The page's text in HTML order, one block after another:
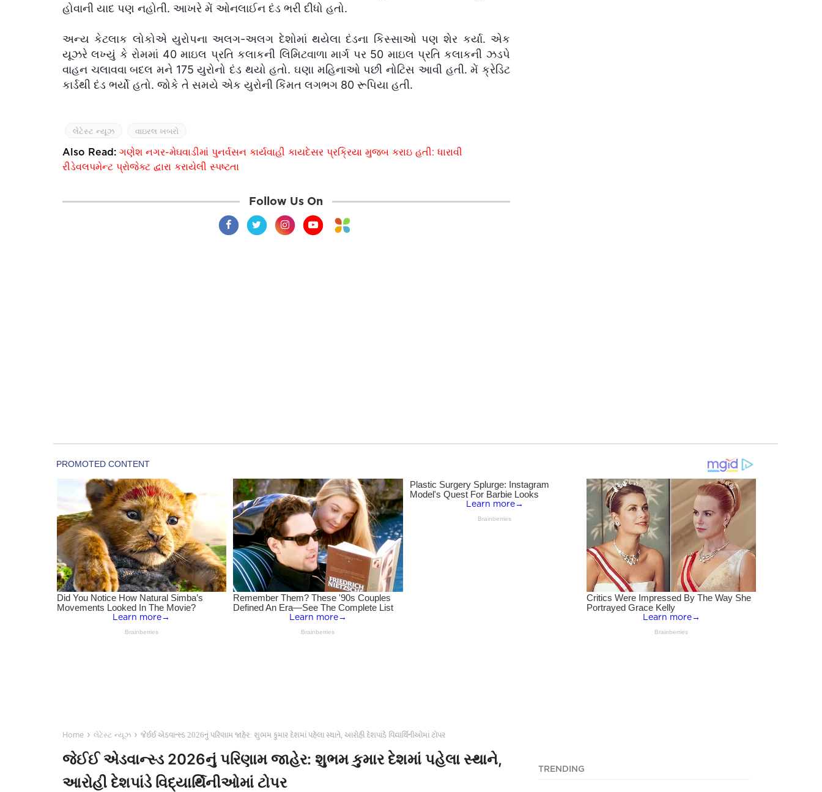
હોવાની યાદ પણ નહોતી. આખરે મેં ઓનલાઈન દંડ ભરી દીધો હતો.
અન્ય કેટલાક લોકોએ યુરોપના અલગ-અલગ દેશોમાં થયેલા દંડના કિસ્સાઓ પણ શેર કર્યા. એક
યૂઝરે લખ્યું કે રોમમાં 40 માઇલ પ્રતિ કલાકની લિમિટવાળા માર્ગ પર 50 માઇલ પ્રતિ કલાકની ઝડપે
વાહન ચલાવવા બદલ મને 175 યુરોનો દંડ થયો હતો. ઘણા મહિનાઓ પછી નોટિસ આવી હતી. મેં ક્રેડિટ
કાર્ડથી દંડ ભર્યો હતો. જોકે તે સમયે એક યુરોની કિંમત લગભગ 80 રૂપિયા હતી.
લેટેસ્ટ ન્યૂઝ વાઇરલ ખબરો
Also Read: ગણેશ નગર-મેઘવાડીમાં પુનર્વસન કાર્યવાહી કાયદેસર પ્રક્રિયા મુજબ કરાઇ હતી: ધારાવી
રીડેવલપમેન્ટ પ્રોજેક્ટ દ્વારા કરાયેલી સ્પષ્ટતા
Follow Us On
Home › લેટેસ્ટ ન્યૂઝ › જેઈઈ એડવાન્સ્ડ 2026નું પરિણામ જાહેર: શુભમ કુમાર દેશમાં પહેલા સ્થાને, આરોહી દેશપાંડે વિદ્યાર્થિનીઓમાં ટોપર
જેઈઈ એડવાન્સ્ડ 2026નું પરિણામ જાહેર: શુભમ કુમાર દેશમાં પહેલા સ્થાને,
આરોહી દેશપાંડે વિદ્યાર્થિનીઓમાં ટોપર
TRENDING